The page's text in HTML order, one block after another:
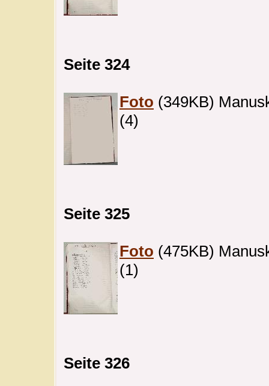
Seite 324
Foto (349KB)
(4)
Seite 325
Foto (475KB)
(1)
Seite 326